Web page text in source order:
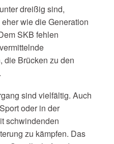
dreißig sind,
wie die Generation
SKB fehlen
die Brücken zu den
sind vielfältig. Auch
oder in der
schwindenden
zu kämpfen. Das